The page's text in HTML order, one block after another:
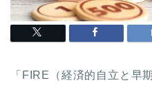
「FIRE（経済的自立と早